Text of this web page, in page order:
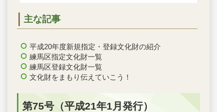
主な記事
平成20年度新規指定・登録文化財の紹介
練馬区指定文化財一覧
練馬区登録文化財一覧
文化財をまもり伝えていこう！
第75号（平成21年1月発行）